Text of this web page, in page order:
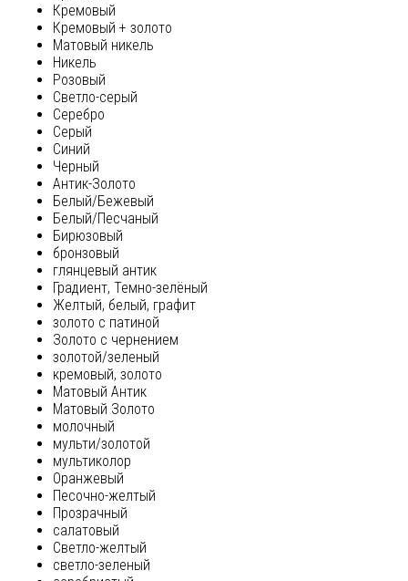
Кремовый
Кремовый + золото
Матовый никель
Никель
Розовый
Светло-серый
Серебро
Серый
Синий
Черный
Антик-Золото
Белый/Бежевый
Белый/Песчаный
Бирюзовый
бронзовый
глянцевый антик
Градиент, Темно-зелёный
Желтый, белый, графит
золото с патиной
Золото с чернением
золотой/зеленый
кремовый, золото
Матовый Антик
Матовый Золото
молочный
мульти/золотой
мультиколор
Оранжевый
Песочно-желтый
Прозрачный
салатовый
Светло-желтый
светло-зеленый